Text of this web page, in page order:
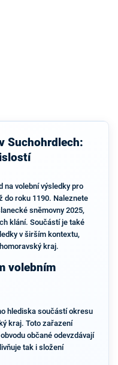
Suchohrdlech:
na volební výsledky pro
do roku 1190. Naleznete
sněmovny 2025,
klání. Součástí je také
v širším kontextu,
kraj.
volebním
hlediska součástí okresu
kraj. Toto zařazení
občané odevzdávají
tak i složení